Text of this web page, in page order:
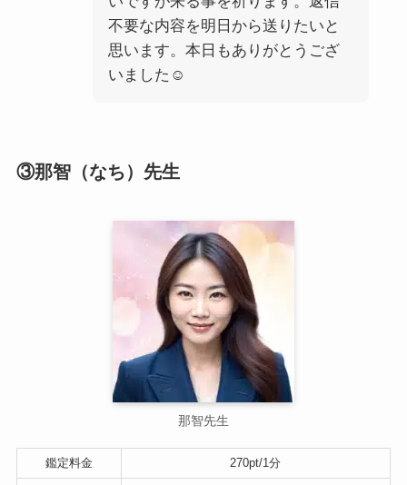
不要な内容を明日から送りたいと
思います。本日もありがとうござ
いました☺️
③那智（なち）先生
那智先生
鑑定料金 270pt/1分